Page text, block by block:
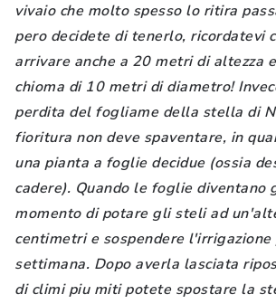
vivaio che molto spesso lo ritira
pero decidete di tenerlo, ricordatevi
arrivare anche a 20 metri di altezza
chioma di 10 metri di diametro!
perdita del fogliame della stella di
fioritura non deve spaventare, in
una pianta a foglie decidue (ossia
cadere). Quando le foglie diventano
momento di potare gli steli ad
centimetri e sospendere l'irrigazione
settimana. Dopo averla lasciata
di climi piu miti potete spostare la